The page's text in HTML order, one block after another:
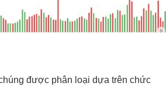
được phân loại dựa trên chức